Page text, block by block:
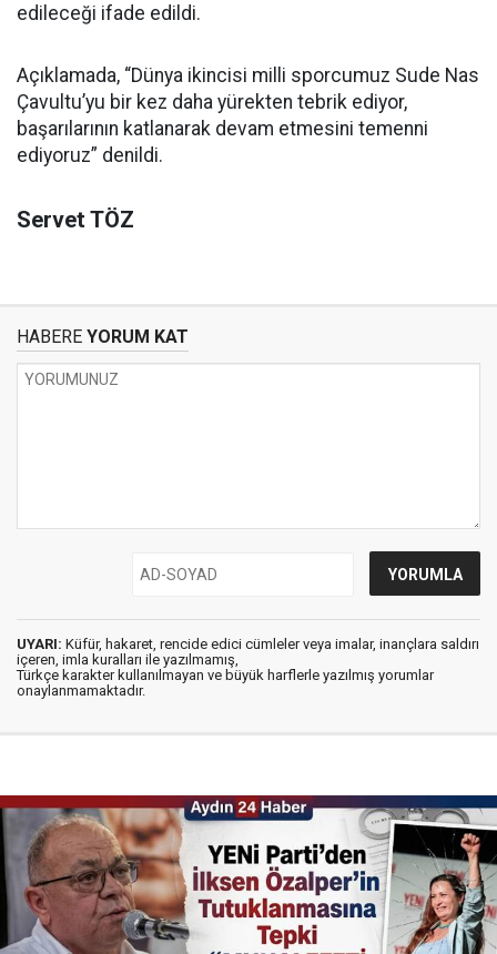
edileceği ifade edildi.
Açıklamada, “Dünya ikincisi milli sporcumuz Sude Nas
Çavultu’yu bir kez daha yürekten tebrik ediyor,
başarılarının katlanarak devam etmesini temenni
ediyoruz” denildi.
Servet TÖZ
HABERE YORUM KAT
UYARI: Küfür, hakaret, rencide edici cümleler veya imalar, inançlara saldırı
içeren, imla kuralları ile yazılmamış,
Türkçe karakter kullanılmayan ve büyük harflerle yazılmış yorumlar
onaylanmamaktadır.